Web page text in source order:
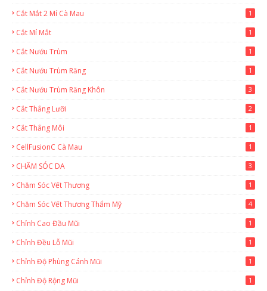
Cắt Mắt 2 Mí Cà Mau 1
Cắt Mí Mắt 1
Cắt Nướu Trùm 1
Cắt Nướu Trùm Răng 1
Cắt Nướu Trùm Răng Khôn 3
Cắt Thắng Lưỡi 2
Cắt Thắng Môi 1
CellFusionC Cà Mau 1
CHĂM SÓC DA 3
Chăm Sóc Vết Thương 1
Chăm Sóc Vết Thương Thẩm Mỹ 4
Chỉnh Cao Đầu Mũi 1
Chỉnh Đều Lỗ Mũi 1
Chỉnh Độ Phùng Cánh Mũi 1
Chỉnh Độ Rộng Mũi 1